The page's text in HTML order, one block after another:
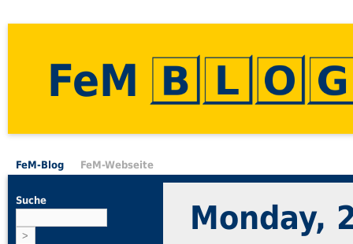
FeM
FeM-Blog FeM-Webseite
Suche Monday,